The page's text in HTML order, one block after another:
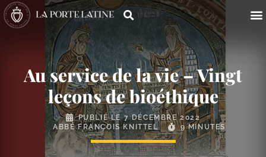
Au service de la vie – Vingt
leçons de bioéthique
PUBLIÉ LE7 DÉCEMBRE 2022
ABBÉ FRANÇOIS KNITTEL
9 MINUTES